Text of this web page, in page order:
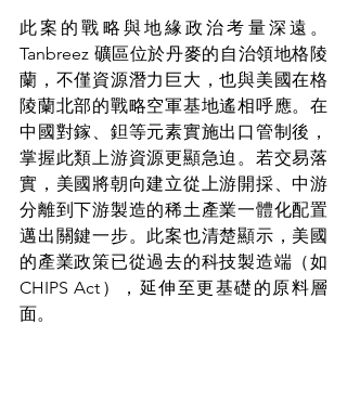
此案的戰略與地緣政治考量深遠。
Tanbreez 礦區位於丹麥的自治領地格陵
蘭，不僅資源潛力巨大，也與美國在格
陵蘭北部的戰略空軍基地遙相呼應。在
中國對鎵、鉭等元素實施出口管制後，
掌握此類上游資源更顯急迫。若交易落
實，美國將朝向建立從上游開採、中游
分離到下游製造的稀土產業一體化配置
邁出關鍵一步。此案也清楚顯示，美國
的產業政策已從過去的科技製造端（如
CHIPS Act），延伸至更基礎的原料層
面。